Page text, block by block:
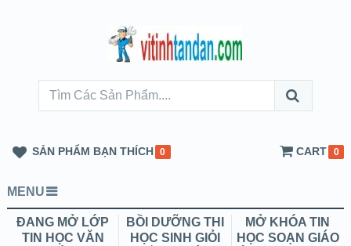
SẢN PHẨM BẠN THÍCH 0 CART 0
MENU
ĐANG MỞ LỚP
TIN HỌC VĂN
BỒI DƯỠNG THI
HỌC SINH GIỎI
MỞ KHÓA TIN
HỌC SOẠN GIÁO